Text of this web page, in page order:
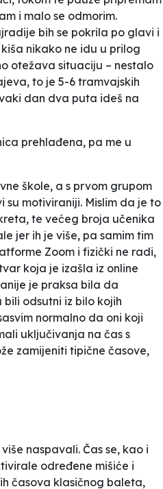
i malo se odmorim.
bih se pokrila po glavi i
nikako ne idu u prilog
otežava situaciju – nestalo
to je 5-6 tramvajskih
dan dva puta ideš na
prehlađena, pa me u
škole, a s prvom grupom
su motiviraniji. Mislim da je to
te većeg broja učenika
jer ih je više, pa samim tim
Zoom i fizički ne radi,
koja je izašla iz online
je praksa bila da
odsutni iz bilo kojih
normalno da oni koji
uključivanja na čas s
zamijeniti tipične časove,
naspavali. Čas se, kao i
određene mišiće i
časova klasičnog baleta,